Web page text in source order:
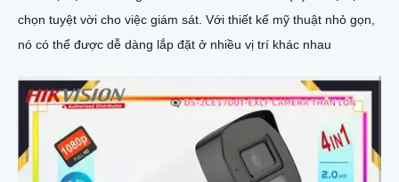
chọn tuyệt vời cho việc giám sát. Với thiết kế mỹ thuật nhỏ gọn,
nó có thể được dễ dàng lắp đặt ở nhiều vị trí khác nhau